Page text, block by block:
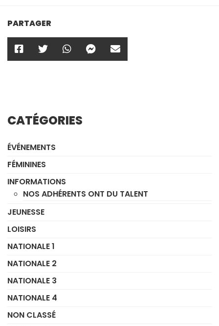
PARTAGER
CATÉGORIES
ÉVÉNEMENTS
FÉMININES
INFORMATIONS
NOS ADHÉRENTS ONT DU TALENT
JEUNESSE
LOISIRS
NATIONALE 1
NATIONALE 2
NATIONALE 3
NATIONALE 4
NON CLASSÉ